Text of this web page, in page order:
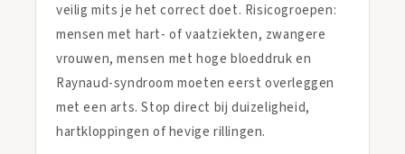
veilig mits je het correct doet. Risicogroepen:
mensen met hart- of vaatziekten, zwangere
vrouwen, mensen met hoge bloeddruk en
Raynaud-syndroom moeten eerst overleggen
met een arts. Stop direct bij duizeligheid,
hartkloppingen of hevige rillingen.